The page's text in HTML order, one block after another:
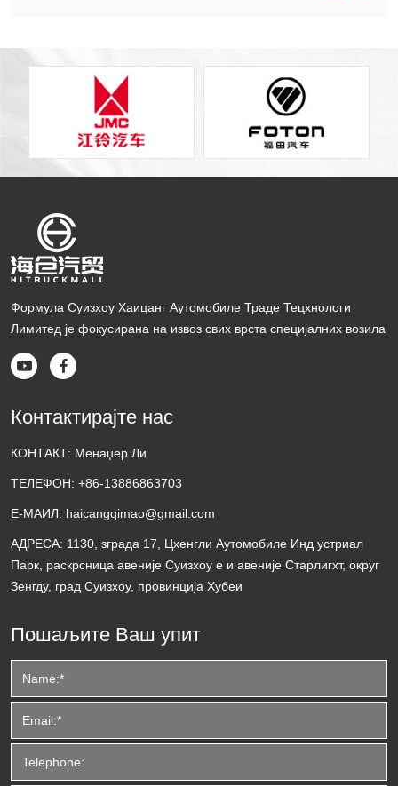
Формула Суизхоу Хаицанг Аутомобиле Траде Тецхнологи
Лимитед је фокусирана на извоз свих врста специјалних возила
 
Контактирајте нас
КОНТАКТ: Менаџер Ли
ТЕЛЕФОН: +86-13886863703
Е-МАИЛ: haicangqimao@gmail.com
АДРЕСА: 1130, зграда 17, Цхенгли Аутомобиле Инд устриал
Парк, раскрсница авеније Суизхоу е и авеније Старлигхт, округ
Зенгду, град Суизхоу, провинција Хубеи
Пошаљите Ваш упит